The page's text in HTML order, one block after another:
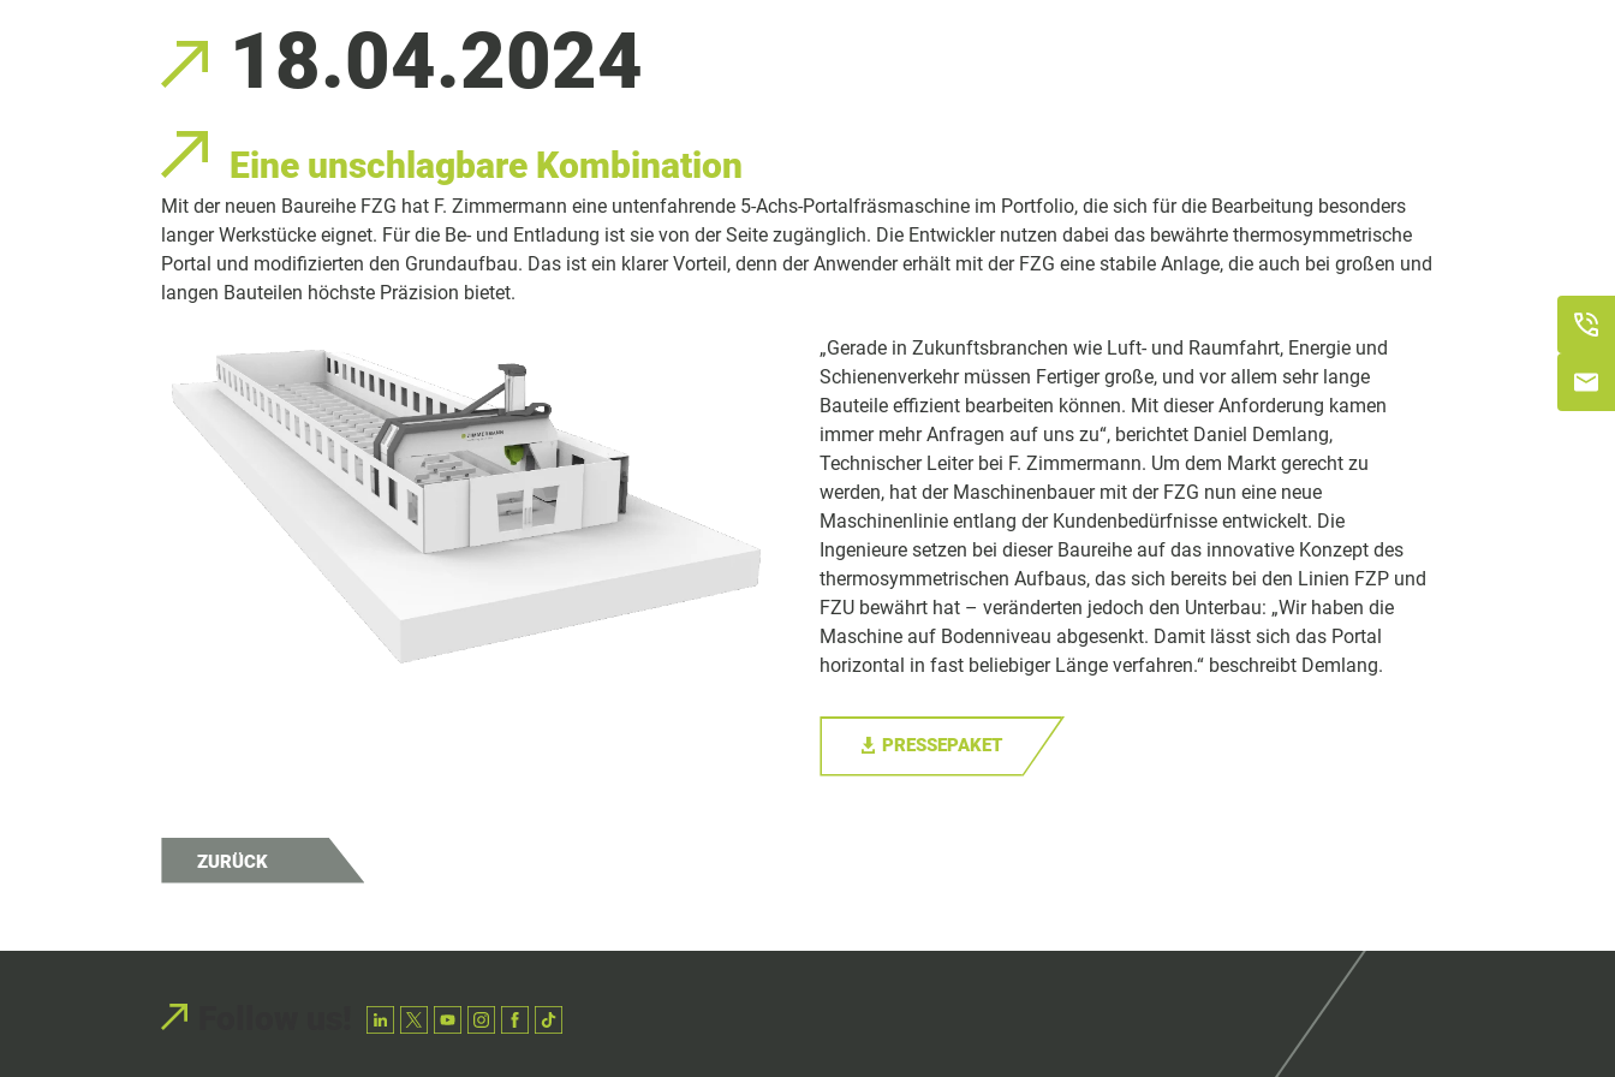
18.04.2024
Eine unschlagbare Kombination
Mit der neuen Baureihe FZG hat F. Zimmermann eine untenfahrende 5-Achs-Portalfräsmaschine im Portfolio, die sich für die Bearbeitung besonders
langer Werkstücke eignet. Für die Be- und Entladung ist sie von der Seite zugänglich. Die Entwickler nutzen dabei das bewährte thermosymmetrische
Portal und modifizierten den Grundaufbau. Das ist ein klarer Vorteil, denn der Anwender erhält mit der FZG eine stabile Anlage, die auch bei großen und
langen Bauteilen höchste Präzision bietet.
„Gerade in Zukunftsbranchen wie Luft- und Raumfahrt, Energie und
Schienenverkehr müssen Fertiger große, und vor allem sehr lange
Bauteile effizient bearbeiten können. Mit dieser Anforderung kamen
immer mehr Anfragen auf uns zu“, berichtet Daniel Demlang,
Technischer Leiter bei F. Zimmermann. Um dem Markt gerecht zu
werden, hat der Maschinenbauer mit der FZG nun eine neue
Maschinenlinie entlang der Kundenbedürfnisse entwickelt. Die
Ingenieure setzen bei dieser Baureihe auf das innovative Konzept des
thermosymmetrischen Aufbaus, das sich bereits bei den Linien FZP und
FZU bewährt hat – veränderten jedoch den Unterbau: „Wir haben die
Maschine auf Bodenniveau abgesenkt. Damit lässt sich das Portal
horizontal in fast beliebiger Länge verfahren.“ beschreibt Demlang.
PRESSEPAKET
ZURÜCK